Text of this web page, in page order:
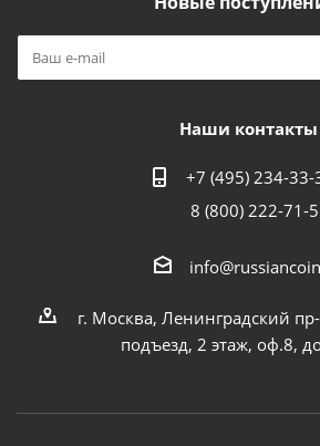
Наши контакты
+7 (495) 234-33-
8 (800) 222-71-
г. Москва, Ленинградский
подъезд, 2 этаж, оф.8,